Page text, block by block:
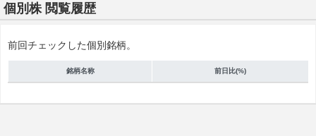
個別株 閲覧履歴
前回チェックした個別銘柄。
銘柄名称 前日比(%)